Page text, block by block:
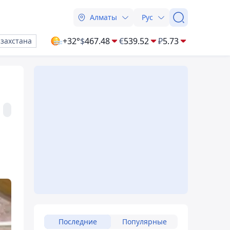
Алматы Рус
+32°$467.48 €539.52 ₽5.73
Последние Популярные